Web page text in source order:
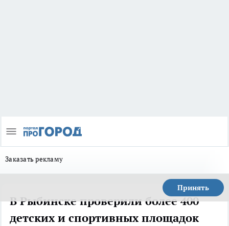
Заказать рекламу
Принять
В Рыбинске проверили более 400
детских и спортивных площадок